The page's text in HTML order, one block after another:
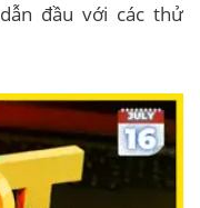
đầu với các thử